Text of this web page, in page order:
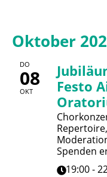
Oktober
DO
08
OKT
Festo
Spenden
19:00 -